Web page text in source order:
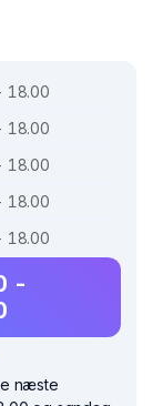
18.00
18.00
18.00
18.00
18.00
-
næste